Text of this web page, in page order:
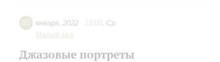
05 января, 2022 19:00, Ср
Малый зал
Джазовые портреты